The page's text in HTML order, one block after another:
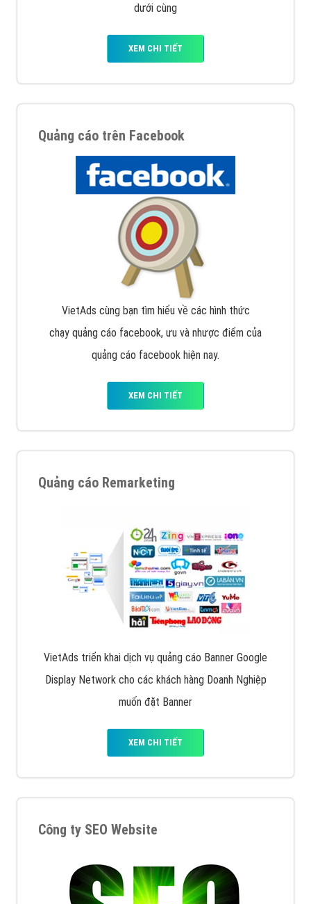
dưới cùng
XEM CHI TIẾT
Quảng cáo trên Facebook
VietAds cùng bạn tìm hiểu về các hình thức
chạy quảng cáo facebook, ưu và nhược điểm của
quảng cáo facebook hiện nay.
XEM CHI TIẾT
Quảng cáo Remarketing
VietAds triển khai dịch vụ quảng cáo Banner Google
Display Network cho các khách hàng Doanh Nghiệp
muốn đặt Banner
XEM CHI TIẾT
Công ty SEO Website